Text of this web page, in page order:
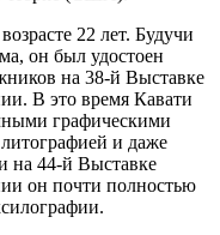
22 лет. Будучи
он был удостоен
на 38-й Выставке
В это время Кавати
графическими
и даже
на 44-й Выставке
он почти полностью